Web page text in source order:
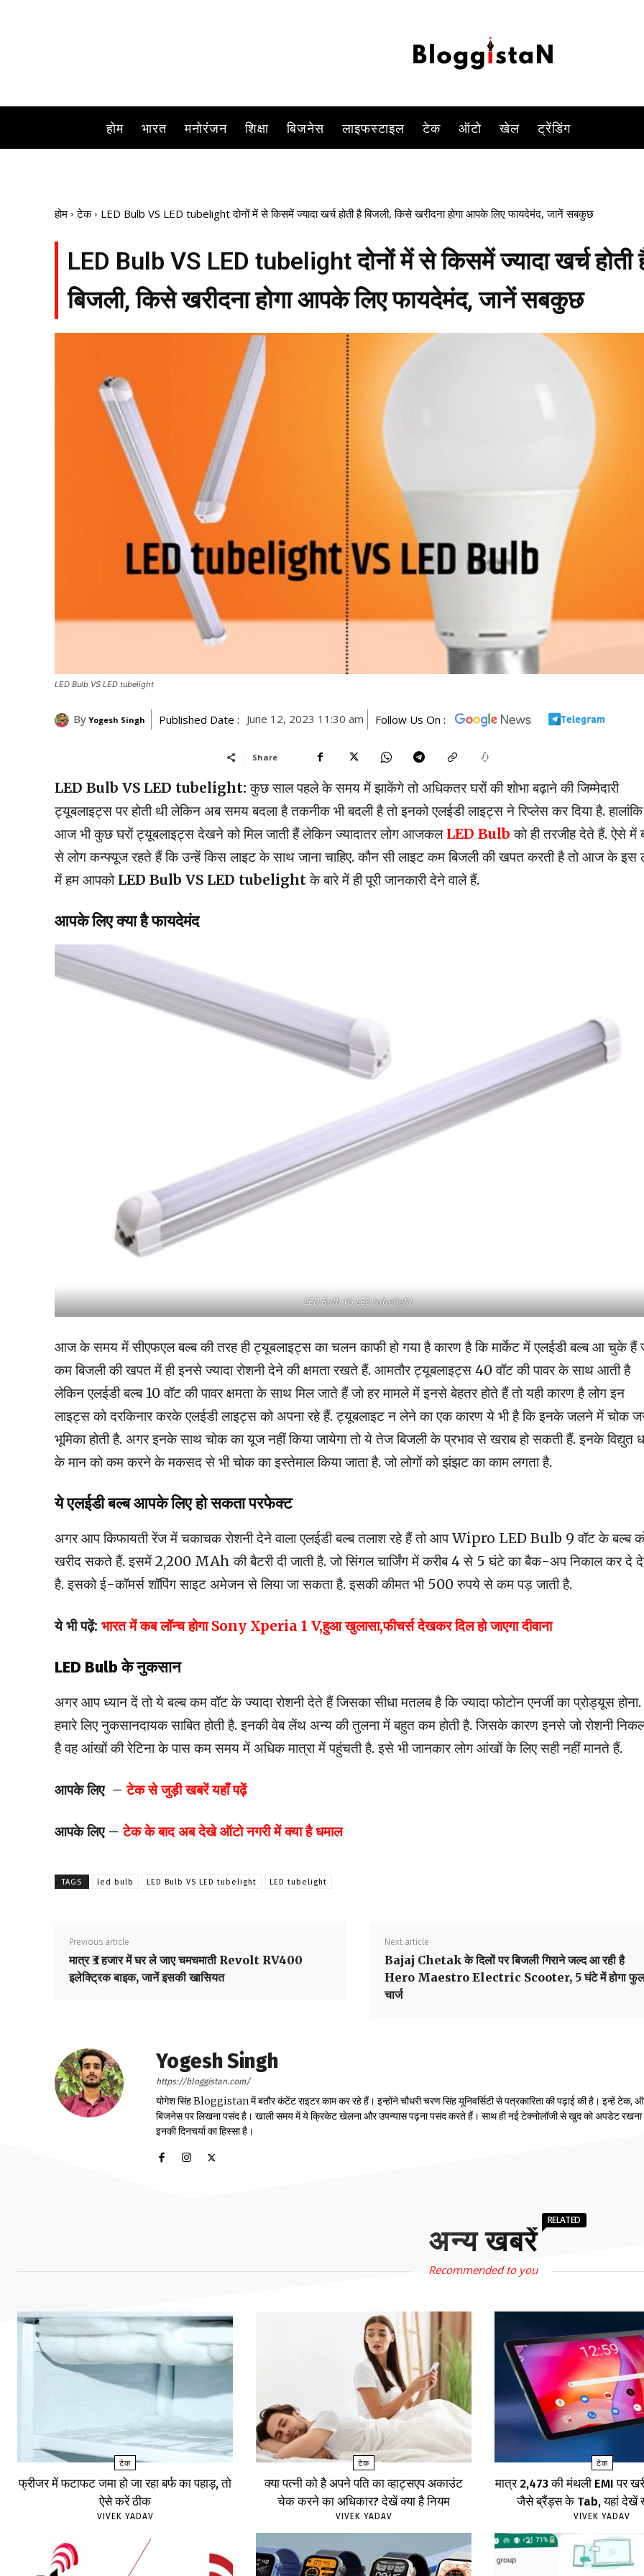
होम भारत मनोरंजन शिक्षा बिजनेस लाइफस्टाइल टेक ऑटो खेल ट्रेंडिंग
होम टेक LED Bulb VS LED tubelight दोनों में से किसमें ज्यादा खर्च होती है बिजली, किसे खरीदना होगा आपके लिए फायदेमंद, जानें सबकुछ
LED Bulb VS LED tubelight दोनों में से किसमें ज्यादा खर्च होती
बिजली, किसे खरीदना होगा आपके लिए फायदेमंद, जानें सबकुछ
LED Bulb VS LED tubelight
By Yogesh Singh Published Date : June 12, 2023 11:30 am Follow Us On :
Share
LED Bulb VS LED tubelight: कुछ साल पहले के समय में झाकेंगे तो अधिकतर घरों की शोभा बढ़ाने की जिम्मेदारी
ट्यूबलाइट्स पर होती थी लेकिन अब समय बदला है तकनीक भी बदली है तो इनको एलईडी लाइट्स ने रिप्लेस कर दिया है. हालांकि
आज भी कुछ घरों ट्यूबलाइट्स देखने को मिल जाती हैं लेकिन ज्यादातर लोग आजकल LED Bulb को ही तरजीह देते हैं. ऐसे में
से लोग कन्फ्यूज रहते हैं कि उन्हें किस लाइट के साथ जाना चाहिए. कौन सी लाइट कम बिजली की खपत करती है तो आज के
में हम आपको LED Bulb VS LED tubelightके बारे में ही पूरी जानकारी देने वाले हैं.
आपके लिए क्या है फायदेमंद
LED Bulb VS LED tubelight
आज के समय में सीएफएल बल्ब की तरह ही ट्यूबलाइट्स का चलन काफी हो गया है कारण है कि मार्केट में एलईडी बल्ब आ चुके हैं
कम बिजली की खपत में ही इनसे ज्यादा रोशनी देने की क्षमता रखते हैं. आमतौर ट्यूबलाइट्स 40 वॉट की पावर के साथ आती है
लेकिन एलईडी बल्ब 10 वॉट की पावर क्षमता के साथ मिल जाते हैं जो हर मामले में इनसे बेहतर होते हैं तो यही कारण है लोग इन
लाइट्स को दरकिनार करके एलईडी लाइट्स को अपना रहे हैं. ट्यूबलाइट न लेने का एक कारण ये भी है कि इनके जलने में चोक
भूमिका होती है. अगर इनके साथ चोक का यूज नहीं किया जायेगा तो ये तेज बिजली के प्रभाव से खराब हो सकती हैं. इनके विद्युत
के मान को कम करने के मकसद से भी चोक का इस्तेमाल किया जाता है. जो लोगों को झंझट का काम लगता है.
ये एलईडी बल्ब आपके लिए हो सकता परफेक्ट
अगर आप किफायती रेंज में चकाचक रोशनी देने वाला एलईडी बल्ब तलाश रहे हैं तो आप Wipro LED Bulb 9 वॉट के बल्ब
खरीद सकते हैं. इसमें 2,200 MAh की बैटरी दी जाती है. जो सिंगल चार्जिंग में करीब 4 से 5 घंटे का बैक-अप निकाल कर दे
है. इसको ई-कॉमर्स शॉपिंग साइट अमेजन से लिया जा सकता है. इसकी कीमत भी 500 रुपये से कम पड़ जाती है.
ये भी पढ़ें: भारत में कब लॉन्च होगा Sony Xperia 1 V,हुआ खुलासा,फीचर्स देखकर दिल हो जाएगा दीवाना
LED Bulb के नुकसान
अगर आप ध्यान दें तो ये बल्ब कम वॉट के ज्यादा रोशनी देते हैं जिसका सीधा मतलब है कि ज्यादा फोटोन एनर्जी का प्रोड्यूस होना.
हमारे लिए नुकसानदायक साबित होती है. इनकी वेब लेंथ अन्य की तुलना में बहुत कम होती है. जिसके कारण इनसे जो रोशनी
है वह आंखों की रेटिना के पास कम समय में अधिक मात्रा में पहुंचती है. इसे भी जानकार लोग आंखों के लिए सही नहीं मानते हैं.
आपके लिए –टेक से जुड़ी खबरें यहाँ पढ़ें
आपके लिए – टेक के बाद अब देखे ऑटो नगरी में क्या है धमाल
TAGS led bulb LED Bulb VS LED tubelight LED tubelight
Previous article
मात्र ₹3 हजार में घर ले जाए चमचमाती Revolt RV400
इलेक्ट्रिक बाइक, जानें इसकी खासियत
Next article
Bajaj Chetak के दिलों पर बिजली गिराने जल्द आ रही है
Hero Maestro Electric Scooter, 5 घंटे में होगा
चार्ज
Yogesh Singh
https://bloggistan.com/
योगेश सिंह Bloggistan में बतौर कंटेंट राइटर काम कर रहे हैं। इन्होंने चौधरी चरण सिंह यूनिवर्सिटी से पत्रकारिता की पढ़ाई की है। इन्हें टेक,
बिजनेस पर लिखना पसंद है। खाली समय में ये क्रिकेट खेलना और उपन्यास पढ़ना पसंद करते हैं। साथ ही नई टेक्नोलॉजी से खुद को अपडेट रखना
इनकी दिनचर्या का हिस्सा है।
अन्य खबरें
RELATED
Recommended to you
टेक
फ्रीजर में फटाफट जमा हो जा रहा बर्फ का पहाड़, तो
ऐसे करें ठीक
VIVEK YADAV
टेक
क्या पत्नी को है अपने पति का व्हाट्सएप अकाउंट
चेक करने का अधिकार? देखें क्या है नियम
VIVEK YADAV
टेक
मात्र ₹2,473 की मंथली EMI पर
जैसे ब्रैंड्स के Tab, यहां देखें
VIVEK YADAV